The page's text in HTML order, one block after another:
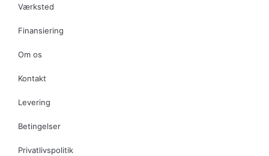
Værksted
Finansiering
Om os
Kontakt
Levering
Betingelser
Privatlivspolitik